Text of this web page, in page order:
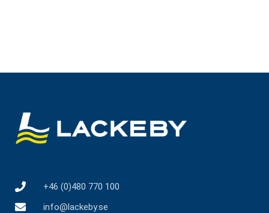
+46 (0)480 770 100
info@lackeby.se